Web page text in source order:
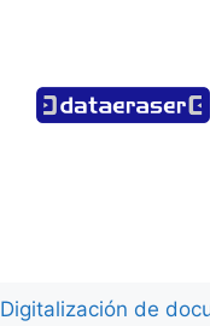
Digitalización de